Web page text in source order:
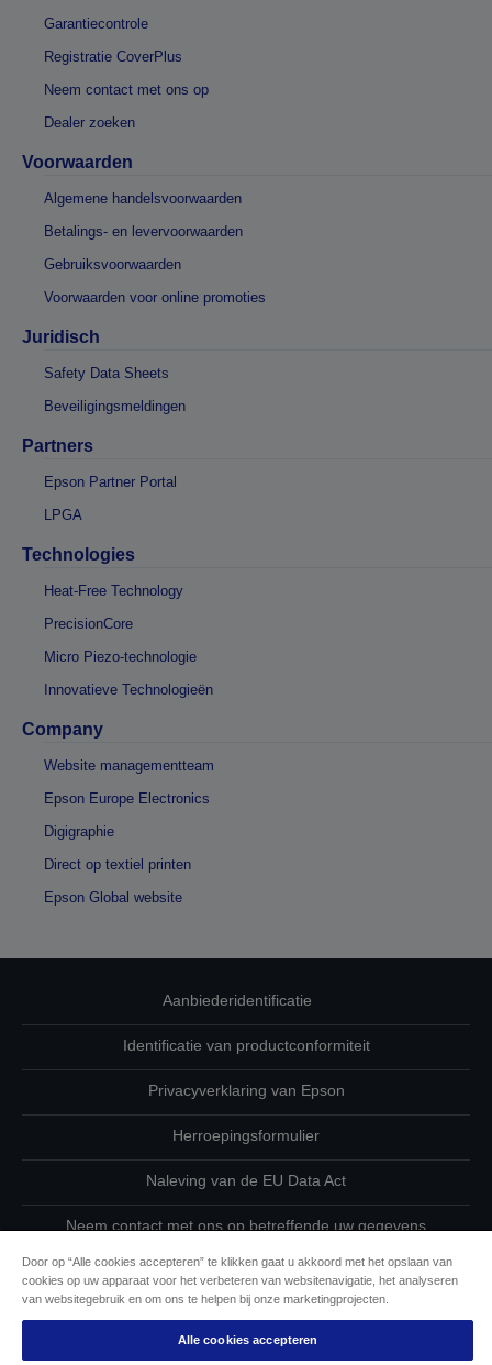
Garantiecontrole
Registratie CoverPlus
Neem contact met ons op
Dealer zoeken
Voorwaarden
Algemene handelsvoorwaarden
Betalings- en levervoorwaarden
Gebruiksvoorwaarden
Voorwaarden voor online promoties
Juridisch
Safety Data Sheets
Beveiligingsmeldingen
Partners
Epson Partner Portal
LPGA
Technologies
Heat-Free Technology
PrecisionCore
Micro Piezo-technologie
Innovatieve Technologieën
Company
Website managementteam
Epson Europe Electronics
Digigraphie
Direct op textiel printen
Epson Global website
Aanbiederidentificatie
Identificatie van productconformiteit
Privacyverklaring van Epson
Herroepingsformulier
Naleving van de EU Data Act
Neem contact met ons op betreffende uw gegevens
Cookie-informatie
Door op “Alle cookies accepteren” te klikken gaat u akkoord met het opslaan van
cookies op uw apparaat voor het verbeteren van websitenavigatie, het analyseren
van websitegebruik en om ons te helpen bij onze marketingprojecten.
Alle cookies accepteren